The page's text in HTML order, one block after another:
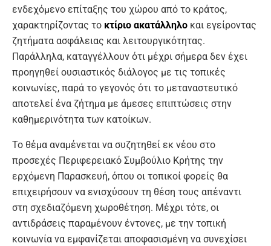
ενδεχόμενο επίταξης του χώρου από το κράτος,
χαρακτηρίζοντας το κτίριο ακατάλληλο και εγείροντας
ζητήματα ασφάλειας και λειτουργικότητας.
Παράλληλα, καταγγέλλουν ότι μέχρι σήμερα δεν έχει
προηγηθεί ουσιαστικός διάλογος με τις τοπικές
κοινωνίες, παρά το γεγονός ότι το μεταναστευτικό
αποτελεί ένα ζήτημα με άμεσες επιπτώσεις στην
καθημερινότητα των κατοίκων.
Το θέμα αναμένεται να συζητηθεί εκ νέου στο
προσεχές Περιφερειακό Συμβούλιο Κρήτης την
ερχόμενη Παρασκευή, όπου οι τοπικοί φορείς θα
επιχειρήσουν να ενισχύσουν τη θέση τους απέναντι
στη σχεδιαζόμενη χωροθέτηση. Μέχρι τότε, οι
αντιδράσεις παραμένουν έντονες, με την τοπική
κοινωνία να εμφανίζεται αποφασισμένη να συνεχίσει